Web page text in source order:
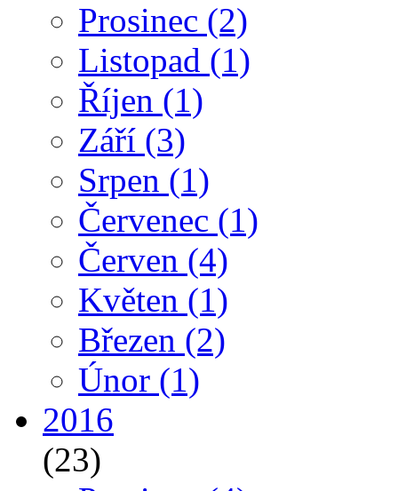
Prosinec (2)
Listopad (1)
Říjen (1)
Září (3)
Srpen (1)
Červenec (1)
Červen (4)
Květen (1)
Březen (2)
Únor (1)
2016
(23)